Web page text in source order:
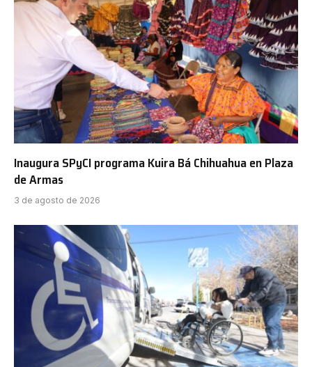
Inaugura SPyCI programa Kuira Bá Chihuahua en Plaza
de Armas
3 de agosto de 2026